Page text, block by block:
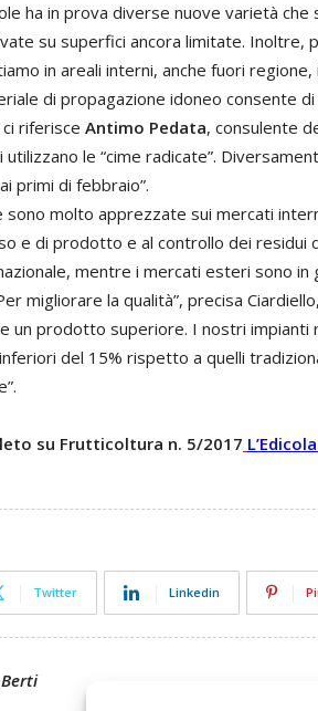
ha in prova diverse nuove varietà
su superfici ancora limitate. Inoltre,
in areali interni, anche fuori regione,
di propagazione idoneo consente
riferisce Antimo Pedata, consulente
le “cime radicate”.
primi di febbraio”.
sono molto apprezzate sui mercati
e di prodotto e al controllo dei residui
mentre i mercati esteri sono in
migliorare la qualità”, precisa
un prodotto superiore. I nostri impianti
del 15% rispetto a quelli
su Frutticoltura n. 5/2017
Twitter Linkedin